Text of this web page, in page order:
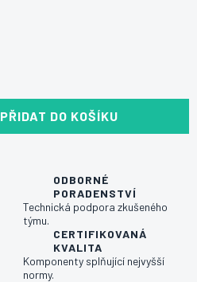
PŘIDAT DO KOŠÍKU
ODBORNÉ
PORADENSTVÍ
Technická podpora zkušeného
týmu.
CERTIFIKOVANÁ
KVALITA
Komponenty splňující nejvyšší
normy.